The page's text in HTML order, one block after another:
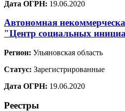
Дата ОГРН: 19.06.2020
Автономная
"Центр социальных
Регион: Ульяновская область
Статус: Зарегистрированные
Дата ОГРН: 19.06.2020
Реестры